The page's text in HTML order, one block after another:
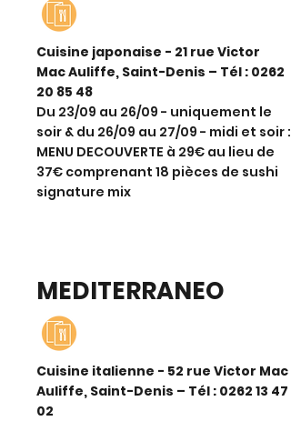
Cuisine japonaise - 21 rue Victor
Mac Auliffe, Saint-Denis – Tél : 0262
20 85 48
Du 23/09 au 26/09 - uniquement le
soir & du 26/09 au 27/09 - midi et soir :
MENU DECOUVERTE à 29€ au lieu de
37€ comprenant 18 pièces de sushi
signature mix
MEDITERRANEO
Cuisine italienne - 52 rue Victor Mac
Auliffe, Saint-Denis – Tél : 0262 13 47
02